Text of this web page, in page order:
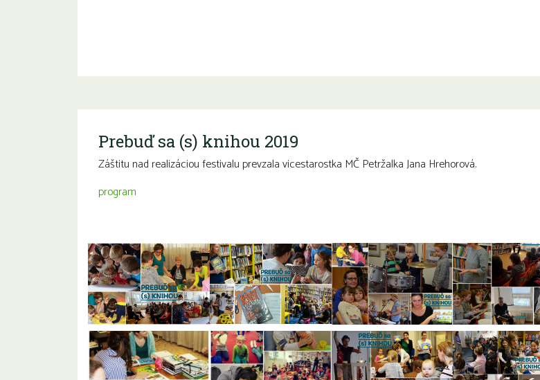
Prebuď sa (s) knihou 2019
Záštitu nad realizáciou festivalu prevzala vicestarostka MČ Petržalka Jana Hrehorová.
program